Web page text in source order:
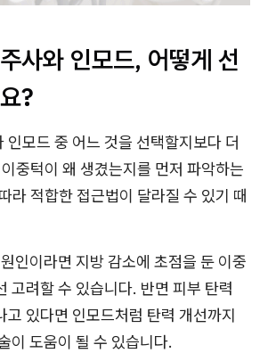
사와 인모드, 어떻게 선
?
인모드 중 어느 것을 선택할지보다 더
중턱이 왜 생겼는지를 먼저 파악하는
라 적합한 접근법이 달라질 수 있기 때
인이라면 지방 감소에 초점을 둔 이중
고려할 수 있습니다. 반면 피부 탄력
고 있다면 인모드처럼 탄력 개선까지
이 도움이 될 수 있습니다.